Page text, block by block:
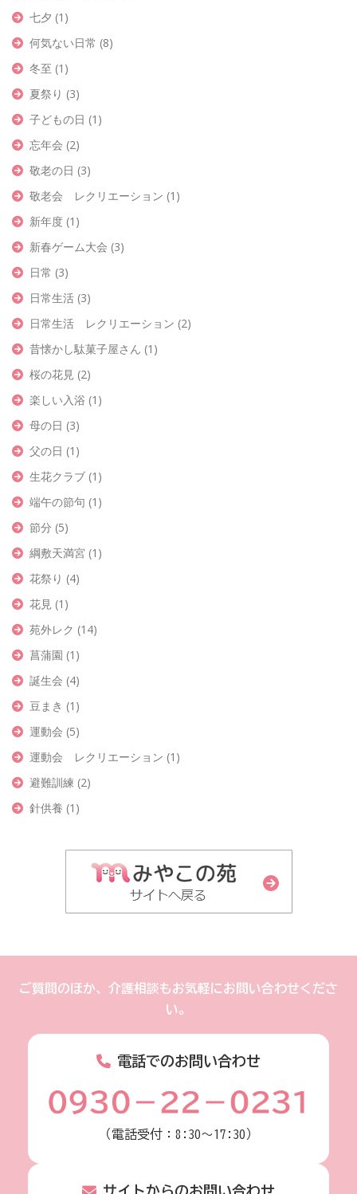
七夕 (1)
何気ない日常 (8)
冬至 (1)
夏祭り (3)
子どもの日 (1)
忘年会 (2)
敬老の日 (3)
敬老会 レクリエーション (1)
新年度 (1)
新春ゲーム大会 (3)
日常 (3)
日常生活 (3)
日常生活 レクリエーション (2)
昔懐かし駄菓子屋さん (1)
桜の花見 (2)
楽しい入浴 (1)
母の日 (3)
父の日 (1)
生花クラブ (1)
端午の節句 (1)
節分 (5)
綱敷天満宮 (1)
花祭り (4)
花見 (1)
苑外レク (14)
菖蒲園 (1)
誕生会 (4)
豆まき (1)
運動会 (5)
運動会 レクリエーション (1)
避難訓練 (2)
針供養 (1)
ご質問のほか、介護相談もお気軽にお問い合わせくださ
い。
電話でのお問い合わせ
（電話受付：8:30～17:30）